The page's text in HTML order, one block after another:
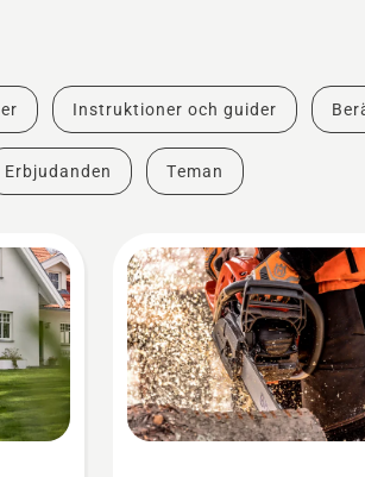
Instruktioner och guider
Erbjudanden Teman